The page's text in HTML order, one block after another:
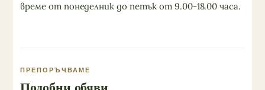
време от понеделник до петък от 9.00-18.00 часа.
ПРЕПОРЪЧВАМЕ